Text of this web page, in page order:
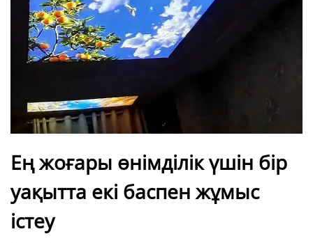
Ең жоғары өнімділік үшін бір
уақытта екі баспен жұмыс
істеу